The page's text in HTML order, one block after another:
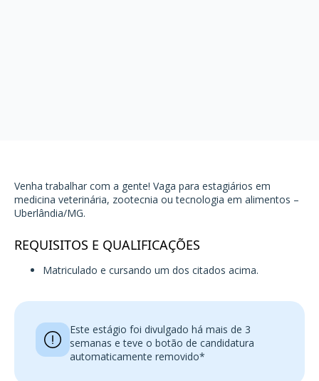
Venha trabalhar com a gente! Vaga para estagiários em
medicina veterinária, zootecnia ou tecnologia em alimentos –
Uberlândia/MG.
REQUISITOS E QUALIFICAÇÕES
Matriculado e cursando um dos citados acima.
Este estágio foi divulgado há mais de 3
semanas e teve o botão de candidatura
automaticamente removido*